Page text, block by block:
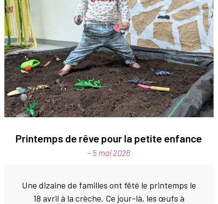
Printemps de rêve pour la petite enfance
- 5 mai 2026
Une dizaine de familles ont fêté le printemps le
18 avril à la crèche. Ce jour-là, les œufs à